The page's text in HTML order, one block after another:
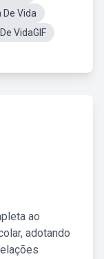
De Vida
VidaGIF
ao
adotando